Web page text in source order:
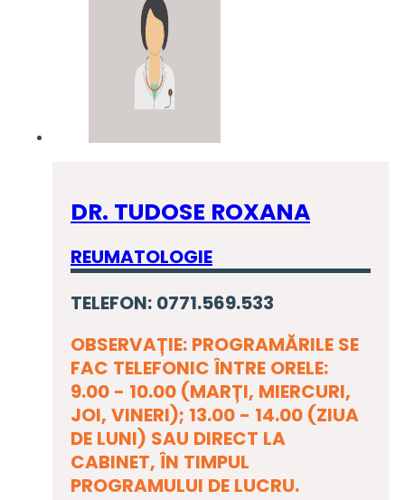
DR. TUDOSE ROXANA
REUMATOLOGIE
TELEFON: 0771.569.533
OBSERVAȚIE: PROGRAMĂRILE SE
FAC TELEFONIC ÎNTRE ORELE:
9.00 - 10.00 (MARȚI, MIERCURI,
JOI, VINERI); 13.00 - 14.00 (ZIUA
DE LUNI) SAU DIRECT LA
CABINET, ÎN TIMPUL
PROGRAMULUI DE LUCRU.